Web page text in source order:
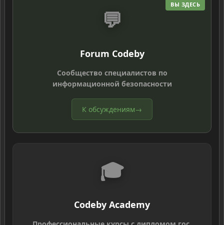
ВЫ ЗДЕСЬ
💬
Forum Codeby
Сообщество специалистов по
информационной безопасности
К обсуждениям→
🎓
Codeby Academy